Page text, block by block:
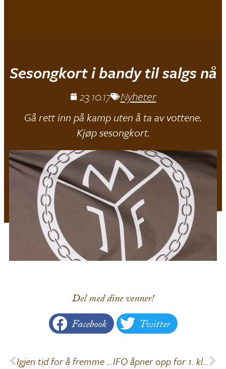
Sesongkort i bandy til salgs nå
23.10.17 Nyheter
Gå rett inn på kamp uten å ta av vottene.
Kjøp sesongkort.
Del med dine venner!
Facebook Twitter
Igjen tid for å fremme kandidater til hedersbevis i MIF IFO åpner opp for 1. klassinger